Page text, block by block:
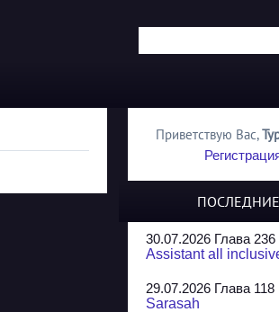
Приветствую Вас,
30.07.2026 Глава 236
Assistant all
29.07.2026 Глава 118
Sarasah